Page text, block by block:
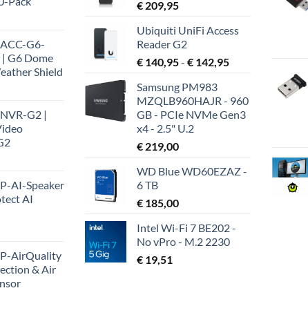
G6-
G6 Dome
Shield
G2 |
AI-Speaker
AI
AirQuality
& Air
€ 209,95
Ubiquiti UniFi Access
Reader G2
€ 140,95- € 142,95Prijsklasse:
€ 142,95
Samsung PM983
MZQLB960HAJR - 960
GB - PCIe NVMe Gen3
x4 - 2.5" U.2
€ 219,00
WD Blue WD60EZAZ -
6 TB
€ 185,00
Intel Wi-Fi 7 BE202 -
No vPro - M.2 2230
€ 19,51